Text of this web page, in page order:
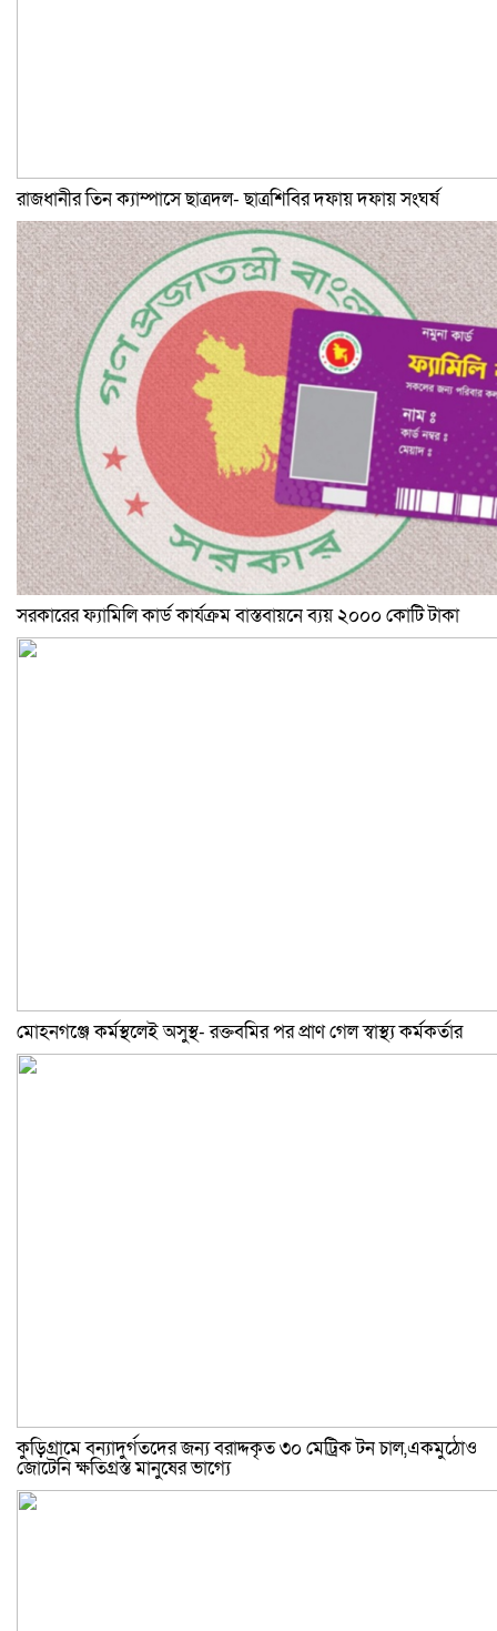
রাজধানীর তিন ক্যাম্পাসে ছাত্রদল- ছাত্রশিবির দফায় দফায় সংঘর্ষ
সরকারের ফ্যামিলি কার্ড কার্যক্রম বাস্তবায়নে ব্যয় ২০০০ কোটি টাকা
মোহনগঞ্জে কর্মস্থলেই অসুস্থ- রক্তবমির পর প্রাণ গেল স্বাস্থ্য কর্মকর্তার
কুড়িগ্রামে বন্যাদুর্গতদের জন্য বরাদ্দকৃত ৩০ মেট্রিক টন চাল,একমুঠোও
জোটেনি ক্ষতিগ্রস্ত মানুষের ভাগ্যে